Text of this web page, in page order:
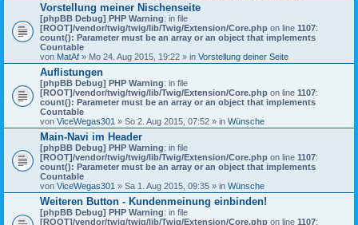
Vorstellung meiner Nischenseite
[phpBB Debug] PHP Warning: in file
[ROOT]/vendor/twig/twig/lib/Twig/Extension/Core.php on line 1107:
count(): Parameter must be an array or an object that implements
Countable
von MatAf » Mo 24. Aug 2015, 19:22 » in Vorstellung deiner Seite
Auflistungen
[phpBB Debug] PHP Warning: in file
[ROOT]/vendor/twig/twig/lib/Twig/Extension/Core.php on line 1107:
count(): Parameter must be an array or an object that implements
Countable
von ViceWegas301 » So 2. Aug 2015, 07:52 » in Wünsche
Main-Navi im Header
[phpBB Debug] PHP Warning: in file
[ROOT]/vendor/twig/twig/lib/Twig/Extension/Core.php on line 1107:
count(): Parameter must be an array or an object that implements
Countable
von ViceWegas301 » Sa 1. Aug 2015, 09:35 » in Wünsche
Weiteren Button - Kundenmeinung einbinden!
[phpBB Debug] PHP Warning: in file
[ROOT]/vendor/twig/twig/lib/Twig/Extension/Core.php on line 1107: